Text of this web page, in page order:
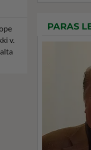
v.
PARAS